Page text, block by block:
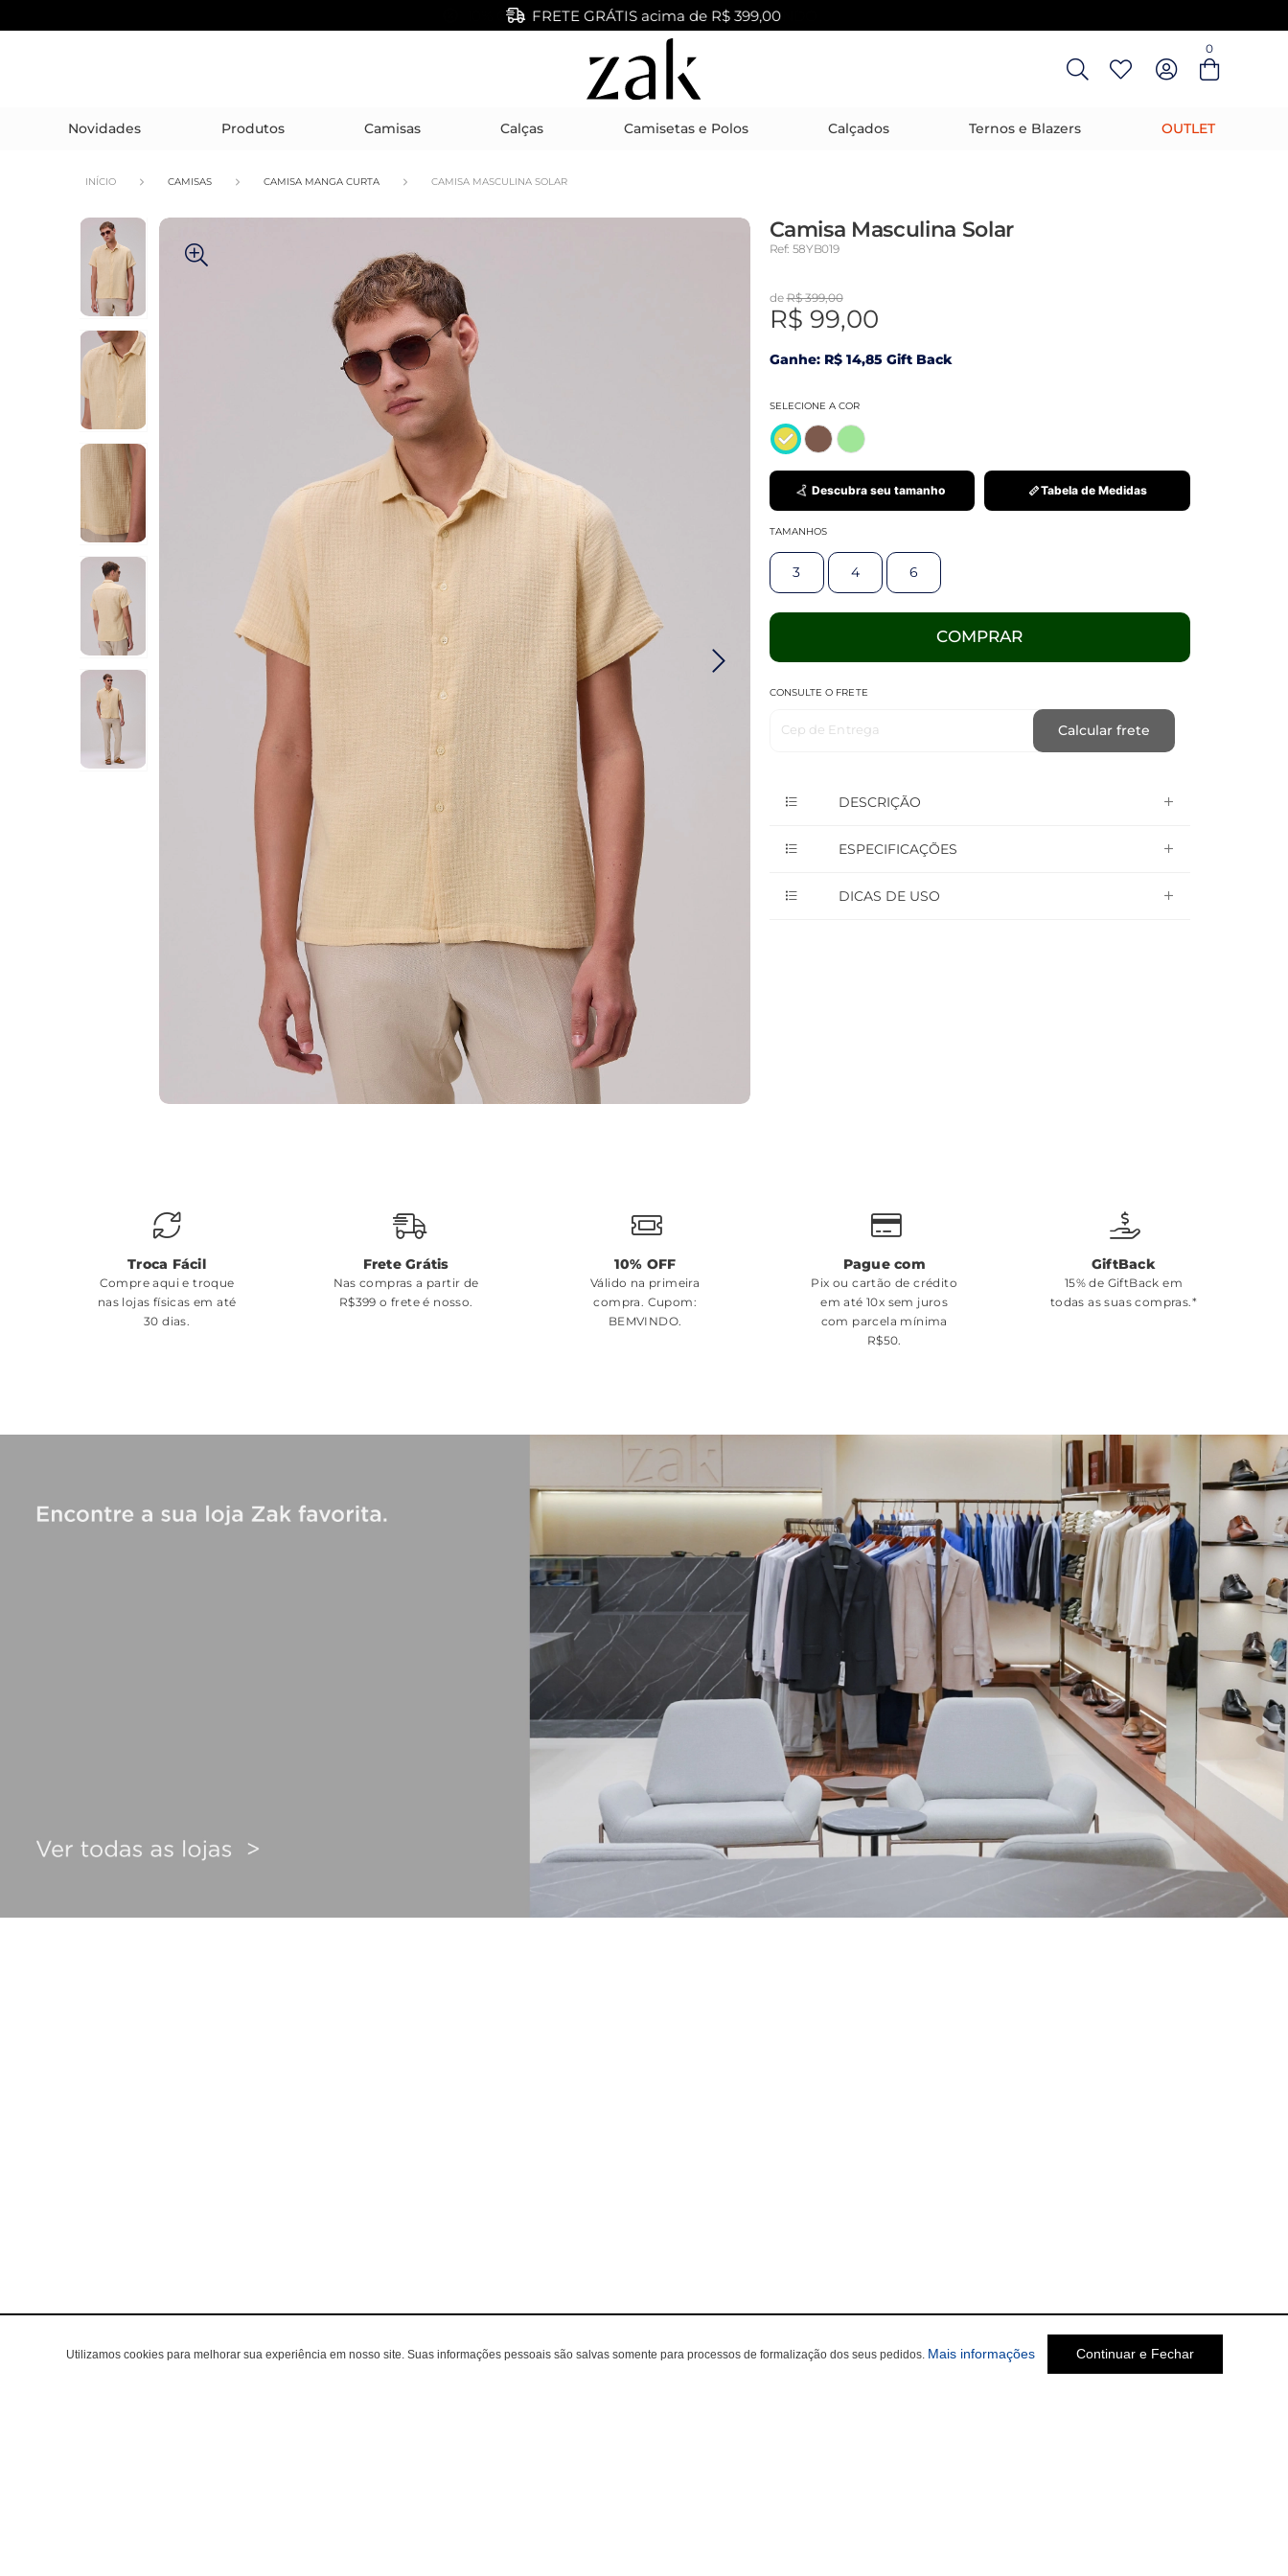
Entre com email ou cpf/cnpj
FRETE GRÁTIS acima de R$ 399,00
0
Novidades Produtos Camisas Calças Camisetas e Polos Calçados Ternos e Blazers OUTLET
INÍCIO CAMISAS CAMISA MANGA CURTA CAMISA MASCULINA SOLAR
Camisa Masculina Solar
Ref: 58YB019
deR$ 399,00
R$ 99,00
Ganhe: R$ 14,85 Gift Back
SELECIONE A COR
Descubra seu tamanho Tabela de Medidas
TAMANHOS
3 4 6
COMPRAR
CONSULTE O FRETE
Cep de Entrega Calcular frete
DESCRIÇÃO
ESPECIFICAÇÕES
DICAS DE USO
Troca Fácil
Compre aqui e troque
nas lojas físicas em até
30 dias.
Frete Grátis
Nas compras a partir de
R$399 o frete é nosso.
10% OFF
Válido na primeira
compra. Cupom:
BEMVINDO.
Pague com
Pix ou cartão de crédito
em até 10x sem juros
com parcela mínima
R$50.
GiftBack
15% de GiftBack em
todas as suas compras.*
Utilizamos cookies para melhorar sua experiência em nosso site. Suas informações pessoais são salvas somente para processos de formalização dos seus pedidos. Mais informações Continuar e Fechar